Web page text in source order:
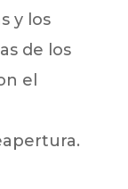
y los
de los
el